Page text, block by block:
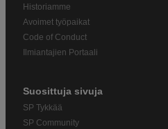
Historiamme
Avoimet työpaikat
Code of Conduct
Ilmiantajien Portaali
Suosittuja sivuja
SP Tykkää
SP Community